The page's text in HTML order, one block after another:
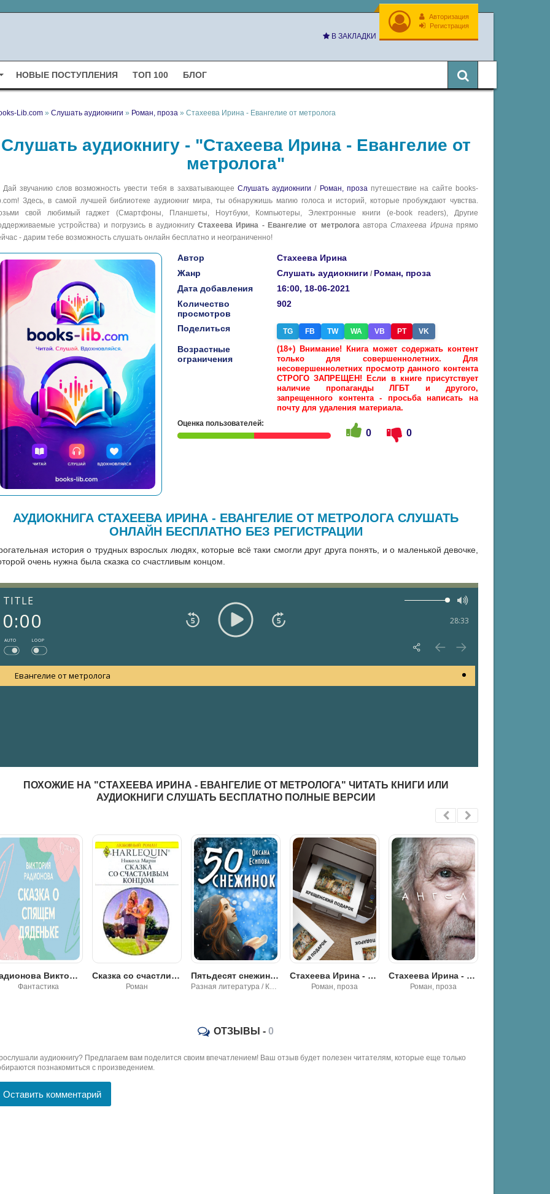
Авторизация
Регистрация
В ЗАКЛАДКИ
НОВЫЕ ПОСТУПЛЕНИЯ ТОП 100 БЛОГ
Lib.com » Слушать аудиокниги » Роман, проза » Стахеева Ирина - Евангелие от метролога
Слушать аудиокнигу - "Стахеева Ирина - Евангелие от
метролога"
Дай звучанию слов возможность увести тебя в захватывающее Слушать аудиокниги / Роман, прозапутешествие на сайте books-
Здесь, в самой лучшей библиотеке аудиокниг мира, ты обнаружишь магию голоса и историй, которые пробуждают чувства.
свой любимый гаджет (Смартфоны, Планшеты, Ноутбуки, Компьютеры, Электронные книги (e-book readers), Другие
устройства) и погрузись в аудиокнигу Стахеева Ирина - Евангелие от метрологаавтораСтахеева Ирина прямо
- дарим тебе возможность слушать онлайн бесплатно и неограниченно!
Автор
Стахеева Ирина
Жанр
Слушать аудиокниги / Роман, проза
Дата добавления
16:00, 18-06-2021
Количество
просмотров
902
Поделиться TG FB TW WA VB PT VK
Возрастные
ограничения
(18+) Внимание! Книга может содержать контент
только для совершеннолетних. Для
несовершеннолетних просмотр данного контента
СТРОГО ЗАПРЕЩЕН! Если в книге присутствует
наличие пропаганды ЛГБТ и другого,
запрещенного контента - просьба написать на
почту для удаления материала.
Оценка пользователей:
0 0
АУДИОКНИГА СТАХЕЕВА ИРИНА - ЕВАНГЕЛИЕ ОТ МЕТРОЛОГА СЛУШАТЬ
ОНЛАЙН БЕСПЛАТНО БЕЗ РЕГИСТРАЦИИ
история о трудных взрослых людях, которые всё таки смогли друг друга понять, и о маленькой девочке,
очень нужна была сказка со счастливым концом.
TITLE
0:00 28:33
AUTO LOOP
Евангелие от метролога
ПОХОЖИЕ НА "СТАХЕЕВА ИРИНА - ЕВАНГЕЛИЕ ОТ МЕТРОЛОГА" ЧИТАТЬ КНИГИ ИЛИ
АУДИОКНИГИ СЛУШАТЬ БЕСПЛАТНО ПОЛНЫЕ ВЕРСИИ
Сказка со счастливым концом - Никола Марш
Роман
Пятьдесят снежинок - Оксана Есипова Стахеева Ирина - Крещенский подарок
Роман, проза
Стахеева Ирина - Ангел
Роман, проза
Стахеева Ирина - 30 секунд до Рая
Роман, проза
ОТЗЫВЫ - 0
аудиокнигу? Предлагаем вам поделится своим впечатлением! Ваш отзыв будет полезен читателям, которые еще только
познакомиться с произведением.
Оставить комментарий